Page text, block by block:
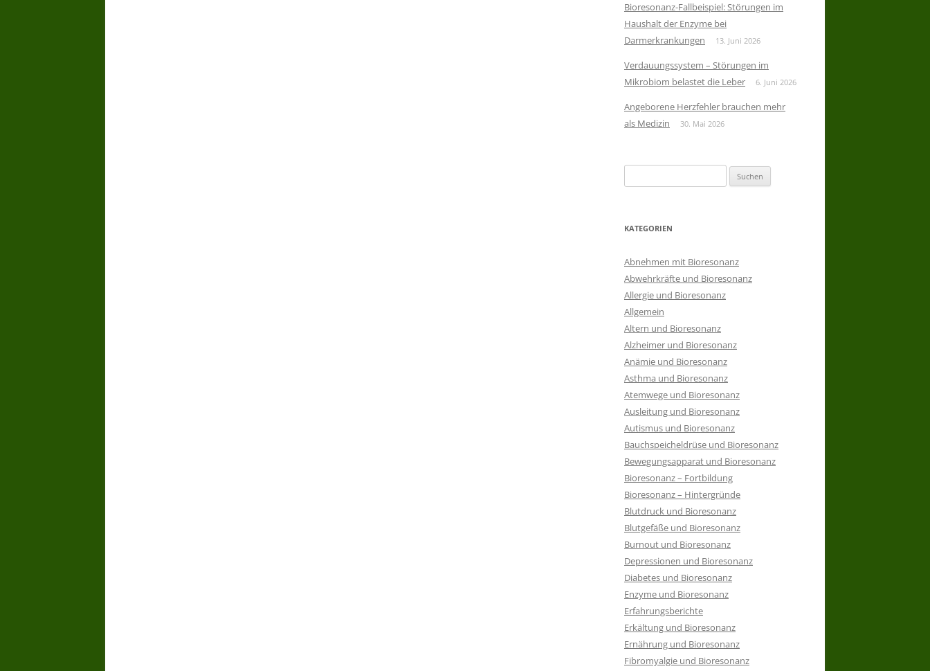
Bioresonanz-Fallbeispiel: Störungen im
Haushalt der Enzyme bei
Darmerkrankungen
13. Juni 2026
Verdauungssystem – Störungen im
Mikrobiom belastet die Leber
6. Juni 2026
Angeborene Herzfehler brauchen mehr
als Medizin
30. Mai 2026
nach:
KATEGORIEN
Abnehmen mit Bioresonanz
Abwehrkräfte und Bioresonanz
Allergie und Bioresonanz
Allgemein
Altern und Bioresonanz
Alzheimer und Bioresonanz
Anämie und Bioresonanz
Asthma und Bioresonanz
Atemwege und Bioresonanz
Ausleitung und Bioresonanz
Autismus und Bioresonanz
Bauchspeicheldrüse und Bioresonanz
Bewegungsapparat und Bioresonanz
Bioresonanz – Fortbildung
Bioresonanz – Hintergründe
Blutdruck und Bioresonanz
Blutgefäße und Bioresonanz
Burnout und Bioresonanz
Depressionen und Bioresonanz
Diabetes und Bioresonanz
Enzyme und Bioresonanz
Erfahrungsberichte
Erkältung und Bioresonanz
Ernährung und Bioresonanz
Fibromyalgie und Bioresonanz